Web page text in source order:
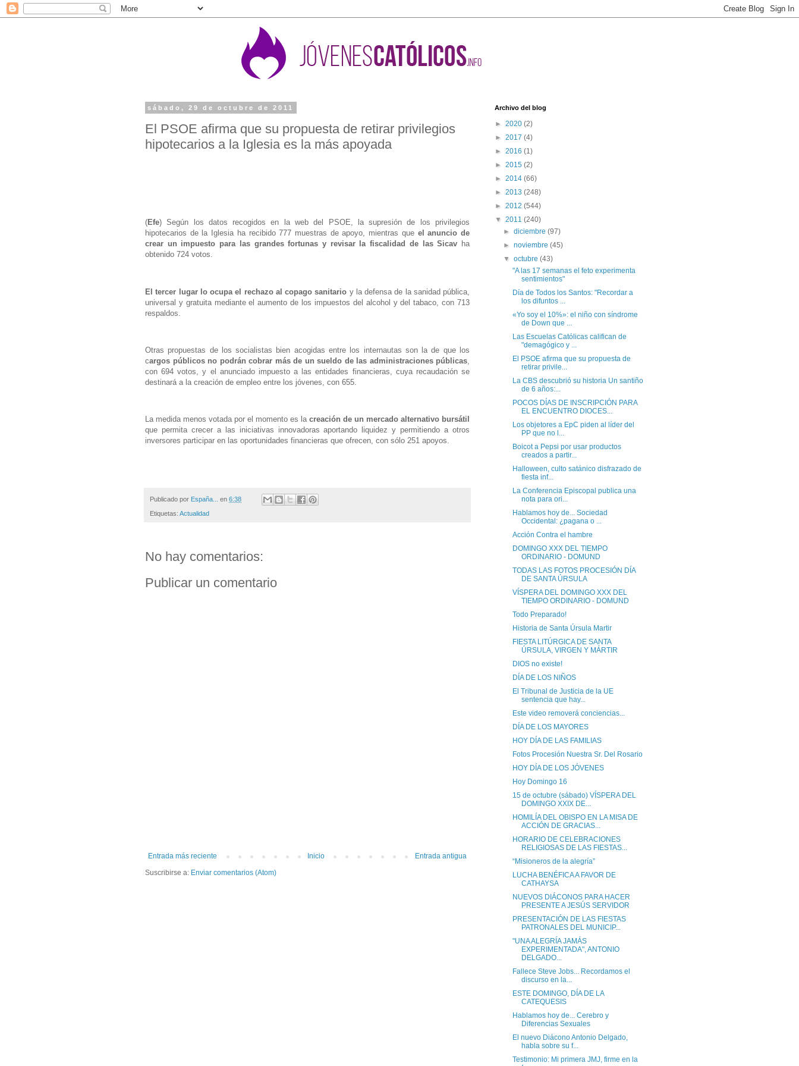
sábado, 29 de octubre de 2011
El PSOE afirma que su propuesta de retirar privilegios
hipotecarios a la Iglesia es la más apoyada
(Efe) Según los datos recogidos en la web del PSOE, la supresión de los privilegios
hipotecarios de la Iglesia ha recibido 777 muestras de apoyo, mientras que el anuncio de
crear un impuesto para las grandes fortunas y revisar la fiscalidad de las Sicav ha
obtenido 724 votos.
El tercer lugar lo ocupa el rechazo al copago sanitario y la defensa de la sanidad pública,
universal y gratuita mediante el aumento de los impuestos del alcohol y del tabaco, con 713
respaldos.
Otras propuestas de los socialistas bien acogidas entre los internautas son la de que los
cargos públicos no podrán cobrar más de un sueldo de las administraciones públicas,
con 694 votos, y el anunciado impuesto a las entidades financieras, cuya recaudación se
destinará a la creación de empleo entre los jóvenes, con 655.
La medida menos votada por el momento es la creación de un mercado alternativo bursátil
que permita crecer a las iniciativas innovadoras aportando liquidez y permitiendo a otros
inversores participar en las oportunidades financieras que ofrecen, con sólo 251 apoyos.
Publicado por España... en 6:38
Etiquetas: Actualidad
No hay comentarios:
Publicar un comentario
Entrada más reciente Entrada antigua
Inicio
Suscribirse a: Enviar comentarios (Atom)
Archivo del blog
► 2020 (2)
► 2017 (4)
► 2016 (1)
► 2015 (2)
► 2014 (66)
► 2013 (248)
► 2012 (544)
▼ 2011 (240)
►diciembre(97)
►noviembre(45)
▼octubre(43)
"A las 17 semanas el feto experimenta
sentimientos"
Día de Todos los Santos: "Recordar a
los difuntos ...
«Yo soy el 10%»: el niño con síndrome
de Down que ...
Las Escuelas Católicas califican de
"demagógico y ...
El PSOE afirma que su propuesta de
retirar privile...
La CBS descubrió su historia Un santiño
de 6 años:...
POCOS DÍAS DE INSCRIPCIÓN PARA
EL ENCUENTRO DIOCES...
Los objetores a EpC piden al líder del
PP que no l...
Boicot a Pepsi por usar productos
creados a partir...
Halloween, culto satánico disfrazado de
fiesta inf...
La Conferencia Episcopal publica una
nota para ori...
Hablamos hoy de... Sociedad
Occidental: ¿pagana o ...
Acción Contra el hambre
DOMINGO XXX DEL TIEMPO
ORDINARIO - DOMUND
TODAS LAS FOTOS PROCESIÓN DÍA
DE SANTA ÚRSULA
VÍSPERA DEL DOMINGO XXX DEL
TIEMPO ORDINARIO - DOMUND
Todo Preparado!
Historia de Santa Úrsula Martir
FIESTA LITÚRGICA DE SANTA
ÚRSULA, VIRGEN Y MÁRTIR
DIOS no existe!
DÍA DE LOS NIÑOS
El Tribunal de Justicia de la UE
sentencia que hay...
Este video removerá conciencias...
DÍA DE LOS MAYORES
HOY DÍA DE LAS FAMILIAS
Fotos Procesión Nuestra Sr. Del Rosario
HOY DÍA DE LOS JÓVENES
Hoy Domingo 16
15 de octubre (sábado) VÍSPERA DEL
DOMINGO XXIX DE...
HOMILÍA DEL OBISPO EN LA MISA DE
ACCIÓN DE GRACIAS...
HORARIO DE CELEBRACIONES
RELIGIOSAS DE LAS FIESTAS...
“Misioneros de la alegría”
LUCHA BENÉFICA A FAVOR DE
CATHAYSA
NUEVOS DIÁCONOS PARA HACER
PRESENTE A JESÚS SERVIDOR
PRESENTACIÓN DE LAS FIESTAS
PATRONALES DEL MUNICIP...
"UNA ALEGRÍA JAMÁS
EXPERIMENTADA", ANTONIO
DELGADO...
Fallece Steve Jobs... Recordamos el
discurso en la...
ESTE DOMINGO, DÍA DE LA
CATEQUESIS
Hablamos hoy de... Cerebro y
Diferencias Sexuales
El nuevo Diácono Antonio Delgado,
habla sobre su f...
Testimonio: Mi primera JMJ, firme en la